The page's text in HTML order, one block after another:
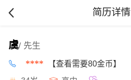
简历详情
虞/ 先生
**** 【查看需要80金币】